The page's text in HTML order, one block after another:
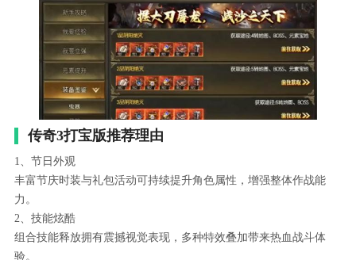
传奇3打宝版推荐理由
1、节日外观
丰富节庆时装与礼包活动可持续提升角色属性，增强整体作战能
力。
2、技能炫酷
组合技能释放拥有震撼视觉表现，多种特效叠加带来热血战斗体
验。